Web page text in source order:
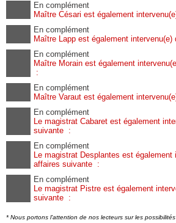
En complément
Maître Césari est également
En complément
Maître Lapp est également
En complément
Maître Morain est également
:
En complément
Maître Varaut est également
En complément
Le magistrat Cabaret est également
suivante :
En complément
Le magistrat Desplantes est également
affaires suivante :
En complément
Le magistrat Pistre est également
suivante :
* Nous portons l'attention de nos lecteurs sur les